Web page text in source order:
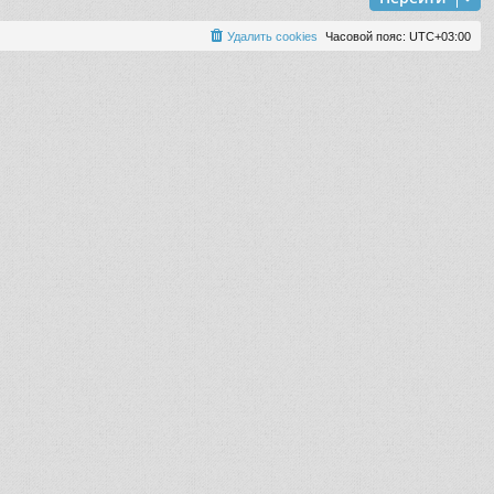
Часовой пояс: UTC+03:00
Удалить cookies